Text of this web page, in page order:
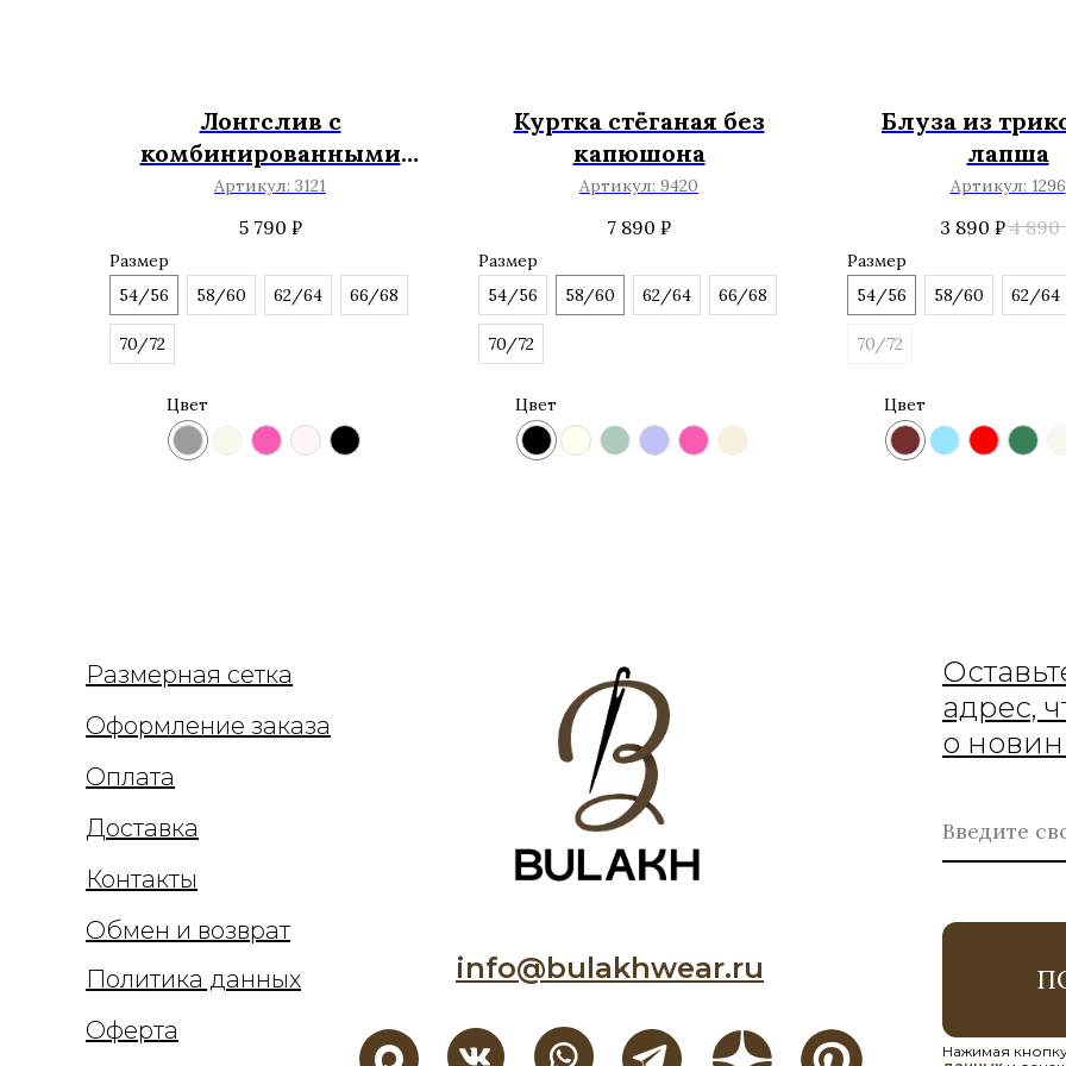
Лонгслив с
комбинированными
рукавами
Артикул: 3121
5 790 ₽
Размер
54/56
58/60 62/64 66/68
70/72
Цвет
Куртка стёганая без
капюшона
Артикул: 9420
7 890 ₽
Размер
54/56
58/60 62/64 66/68
70/72
Цвет
Блуза из
лапша
Артикул: 1296
3 890 ₽4 890
Размер
54/56
58/60 62/64
70/72
Цвет
Размерная сетка
Оформление заказа
Оплата
Доставка
Обмен и возврат
Контакты
адрес,
о
Политика данных
Оферта
info@bulakhwear.ru
Нажимая